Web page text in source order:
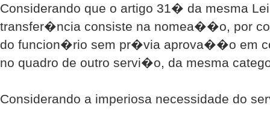
Considerando que o artigo 31� da mesma
transfer�ncia consiste na nomea��o, por
do funcion�rio sem pr�via aprova��o em
no quadro de outro servi�o, da mesma
Considerando a imperiosa necessidade do